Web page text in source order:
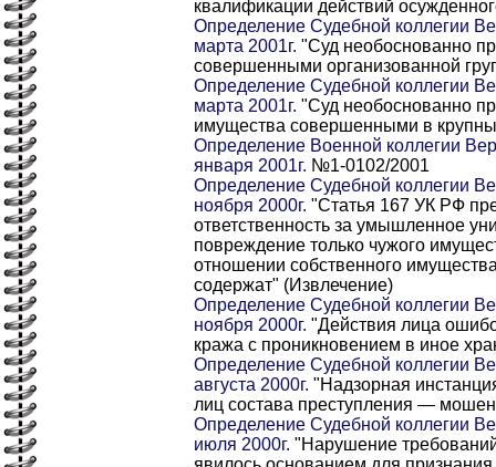
квалификации действий
Определение Судебной коллегии
марта 2001г. "Суд необоснованно
совершенными организованной
Определение Судебной коллегии
марта 2001г. "Суд необоснованно
имущества совершенными в
Определение Военной коллегии
января 2001г. №1-0102/2001
Определение Судебной коллегии
ноября 2000г. "Статья 167 УК РФ
ответственность за умышленное
повреждение только чужого
отношении собственного
содержат" (Извлечение)
Определение Судебной коллегии
ноября 2000г. "Действия лица
кража с проникновением в иное
Определение Судебной коллегии
августа 2000г. "Надзорная
лиц состава преступления —
Определение Судебной коллегии
июля 2000г. "Нарушение